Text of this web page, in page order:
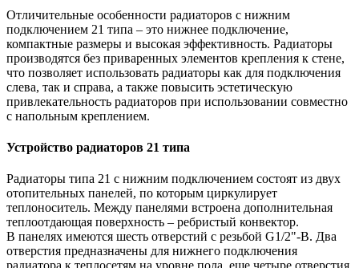
Отличительные особенности радиаторов с нижним
подключением 21 типа – это нижнее подключение,
компактные размеры и высокая эффективность. Радиаторы
производятся без приваренных элементов крепления к стене,
что позволяет использовать радиаторы как для подключения
слева, так и справа, а также повысить эстетическую
привлекательность радиаторов при использовании совместно
с напольным креплением.
Устройство радиаторов 21 типа
Радиаторы типа 21 с нижним подключением состоят из двух
отопительных панелей, по которым циркулирует
теплоноситель. Между панелями встроена дополнительная
теплоотдающая поверхность – ребристый конвектор.
В панелях имеются шесть отверстий с резьбой G1/2"-B. Два
отверстия предназначены для нижнего подключения
радиатора к теплосетям на уровне пола, еще четыре отверстия